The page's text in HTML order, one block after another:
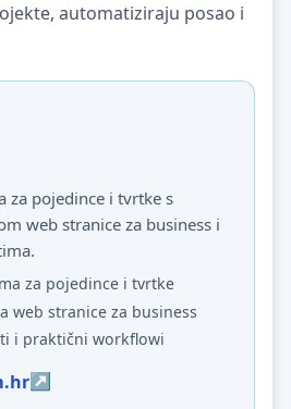
automatiziraju posao i
za pojedince i tvrtke s
web stranice za business i
za pojedince i tvrtke
web stranice za business
i praktični workflowi